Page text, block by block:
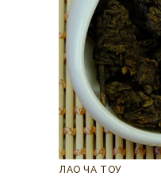
ЛАО ЧА ТОУ